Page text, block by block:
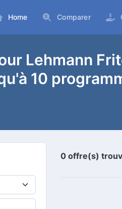
Home Comparer
Lehmann
10
0 offre(s)